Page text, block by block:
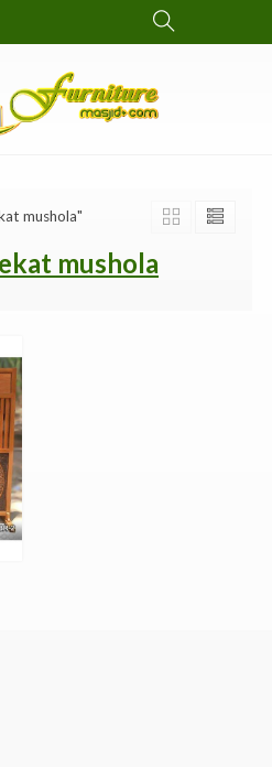
mushola"
mushola